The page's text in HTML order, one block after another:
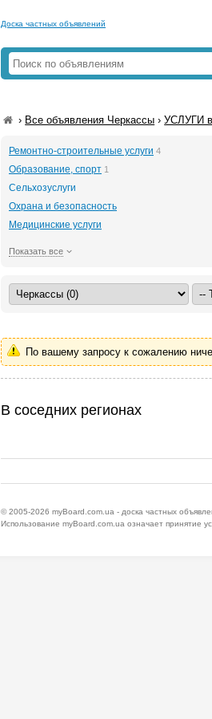
Доска частных объявлений
› Все объявления Черкассы ›УСЛУГИ
Ремонтно-строительные услуги 4
Образование, спорт 1
Сельхозуслуги
Охрана и безопасность
Медицинские услуги
Показать все
По вашему запросу к сожалению
В соседних регионах
© 2005-2026 myBoard.com.ua - доска частных
Использование myBoard.com.ua означает принятие